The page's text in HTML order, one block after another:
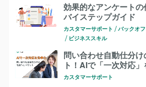
効果的なアンケート
バイステップガイド
カスタマーサポート
バックオ
ビジネススキル
問い合わせ自動仕分
ト！AIで「一次対応
カスタマーサポート